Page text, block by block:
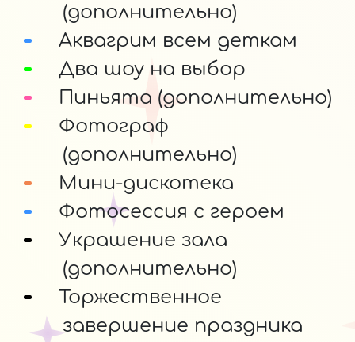
(дополнительно)
Аквагрим всем деткам
Два шоу на выбор
Пиньята (дополнительно)
Фотограф
(дополнительно)
Мини-дискотека
Фотосессия с героем
Украшение зала
(дополнительно)
Торжественное
завершение праздника